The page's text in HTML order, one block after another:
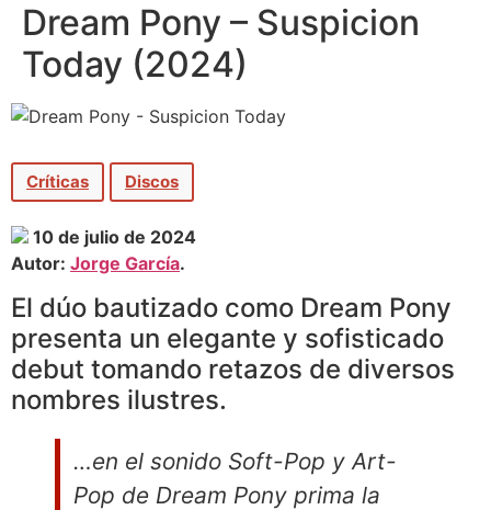
Dream Pony – Suspicion
Today (2024)
Críticas Discos
10 de julio de 2024
Autor: Jorge García.
El dúo bautizado como Dream Pony
presenta un elegante y sofisticado
debut tomando retazos de diversos
nombres ilustres.
…en el sonido Soft-Pop y Art-
Pop de Dream Pony prima la